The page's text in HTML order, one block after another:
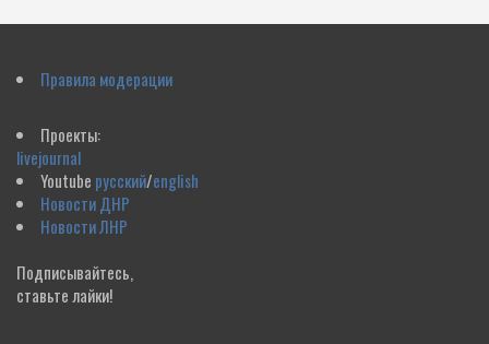
Правила модерации
Проекты:
livejournal
Youtube русский/english
Новости ДНР
Новости ЛНР
Подписывайтесь,
ставьте лайки!